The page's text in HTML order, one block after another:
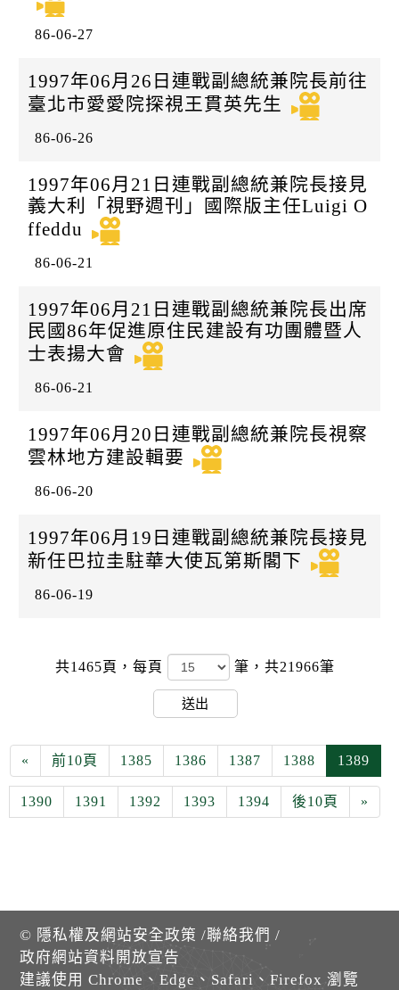
86-06-27
1997年06月26日連戰副總統兼院長前往
臺北市愛愛院探視王貫英先生
86-06-26
1997年06月21日連戰副總統兼院長接見
義大利「視野週刊」國際版主任Luigi O
ffeddu
86-06-21
1997年06月21日連戰副總統兼院長出席
民國86年促進原住民建設有功團體暨人
士表揚大會
86-06-21
1997年06月20日連戰副總統兼院長視察
雲林地方建設輯要
86-06-20
1997年06月19日連戰副總統兼院長接見
新任巴拉圭駐華大使瓦第斯閣下
86-06-19
共1465頁， 每頁 筆，共21966筆
送出
« 前10頁 1385 1386 1387 1388 1389
1390 1391 1392 1393 1394 後10頁 »
© 隱私權及網站安全政策 /聯絡我們 /
政府網站資料開放宣告
建議使用 Chrome、Edge、Safari、Firefox 瀏覽